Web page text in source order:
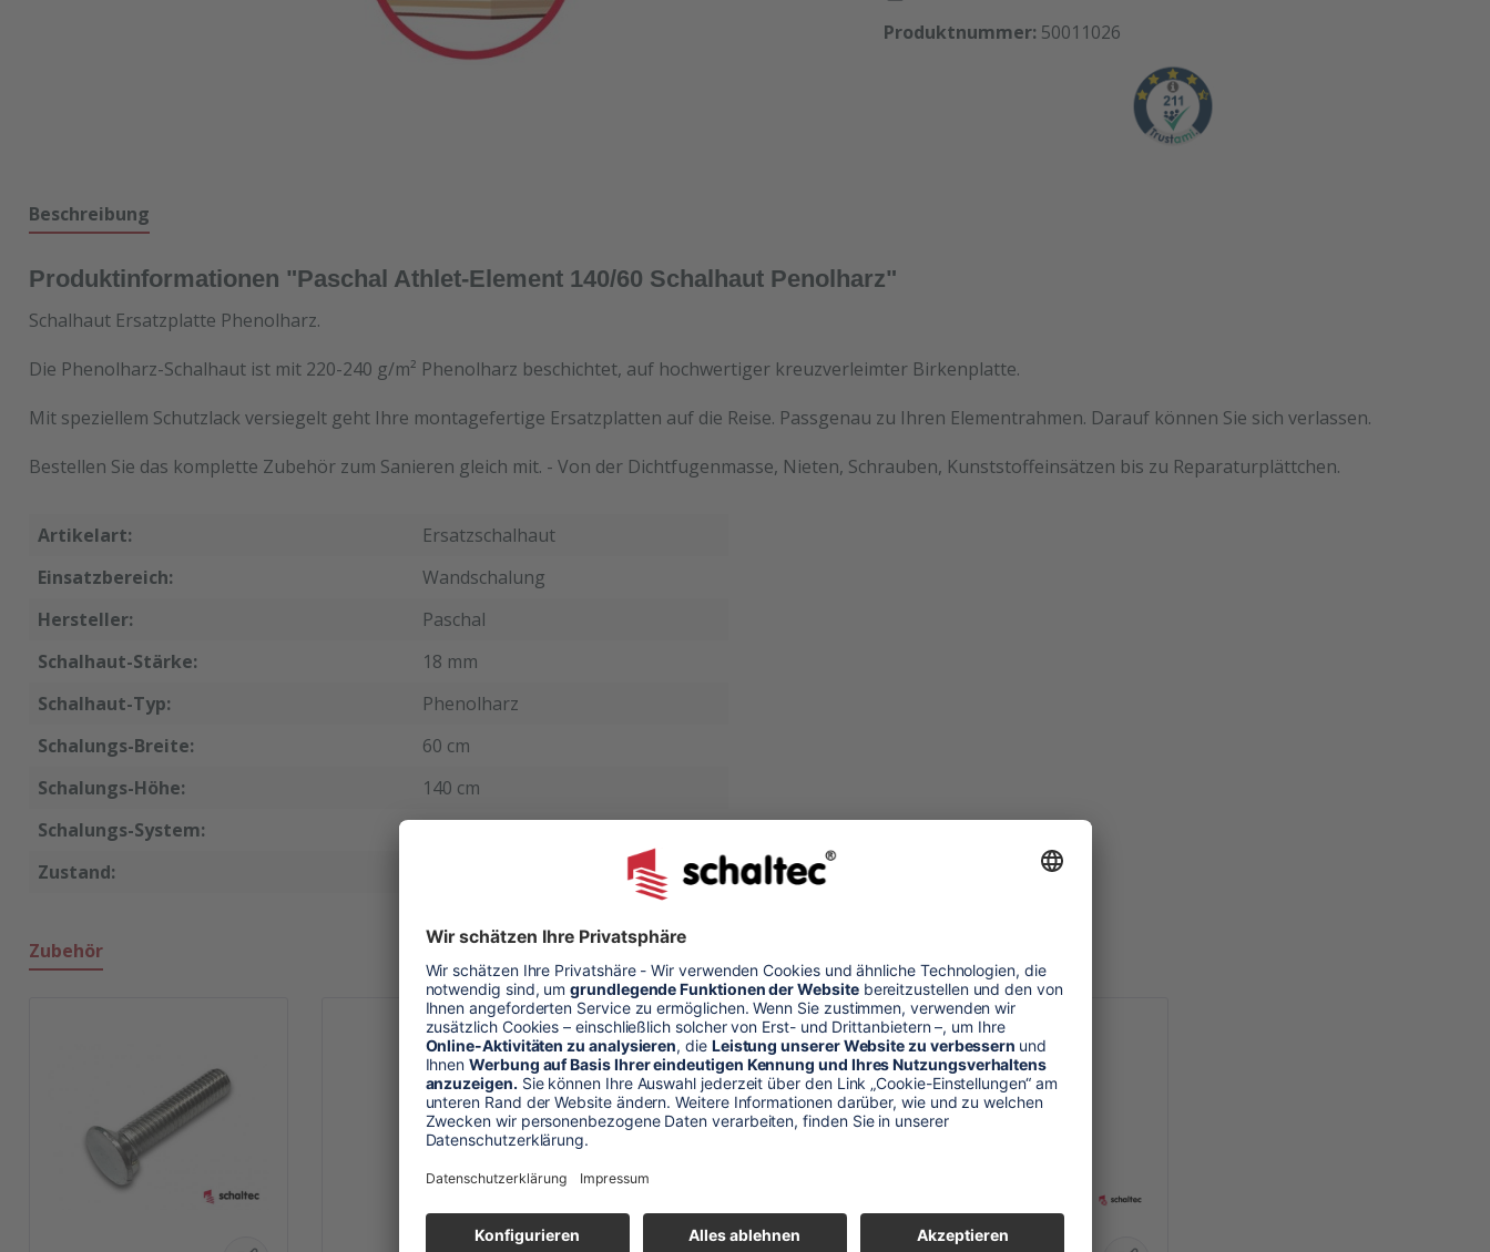
Produktnummer: 50011026
Beschreibung
Produktinformationen "Paschal Athlet-Element 140/60 Schalhaut Penolharz"
Schalhaut Ersatzplatte Phenolharz.
Die Phenolharz-Schalhaut ist mit 220-240 g/m² Phenolharz beschichtet, auf hochwertiger kreuzverleimter Birkenplatte.
Mit speziellem Schutzlack versiegelt geht Ihre montagefertige Ersatzplatten auf die Reise. Passgenau zu Ihren Elementrahmen. Darauf können Sie sich verlassen.
Bestellen Sie das komplette Zubehör zum Sanieren gleich mit. - Von der Dichtfugenmasse, Nieten, Schrauben, Kunststoffeinsätzen bis zu Reparaturplättchen.
Artikelart:
Ersatzschalhaut
Einsatzbereich:
Wandschalung
Hersteller:
Paschal
Schalhaut-Stärke:
18 mm
Schalhaut-Typ:
Phenolharz
Schalungs-Breite:
60 cm
Schalungs-Höhe:
140 cm
Schalungs-System:
Zustand:
Zubehör